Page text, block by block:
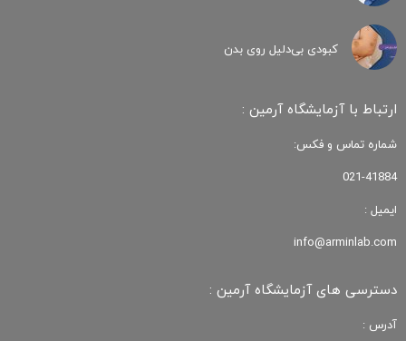
کبودی‌ بی‌دلیل روی بدن
ارتباط با آزمایشگاه آرمین :
شماره تماس و فکس:
021-41884
ایمیل :
info@arminlab.com
دسترسی های آزمایشگاه آرمین :
آدرس :